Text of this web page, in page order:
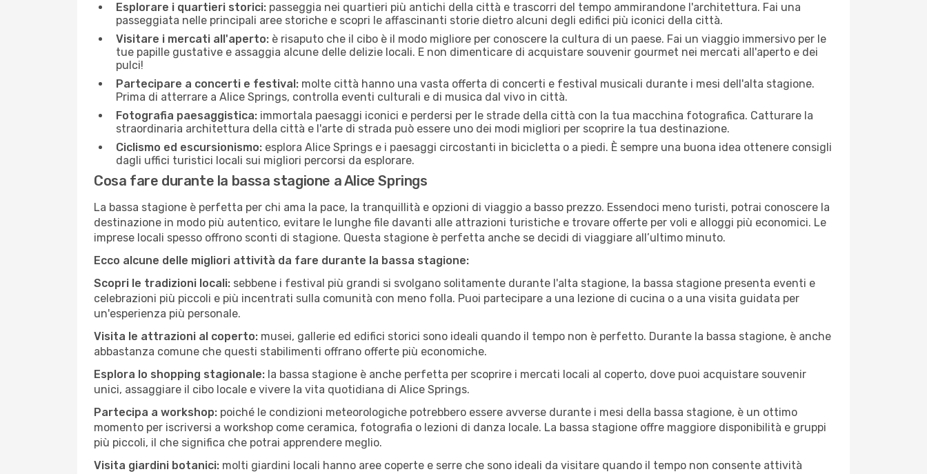
Esplorare i quartieri storici: passeggia nei quartieri più antichi della città e trascorri del tempo ammirandone l'architettura. Fai una
passeggiata nelle principali aree storiche e scopri le affascinanti storie dietro alcuni degli edifici più iconici della città.
Visitare i mercati all'aperto: è risaputo che il cibo è il modo migliore per conoscere la cultura di un paese. Fai un viaggio immersivo per le
tue papille gustative e assaggia alcune delle delizie locali. E non dimenticare di acquistare souvenir gourmet nei mercati all'aperto e dei
pulci!
Partecipare a concerti e festival: molte città hanno una vasta offerta di concerti e festival musicali durante i mesi dell'alta stagione.
Prima di atterrare a Alice Springs, controlla eventi culturali e di musica dal vivo in città.
Fotografia paesaggistica: immortala paesaggi iconici e perdersi per le strade della città con la tua macchina fotografica. Catturare la
straordinaria architettura della città e l'arte di strada può essere uno dei modi migliori per scoprire la tua destinazione.
Ciclismo ed escursionismo: esplora Alice Springs e i paesaggi circostanti in bicicletta o a piedi. È sempre una buona idea ottenere consigli
dagli uffici turistici locali sui migliori percorsi da esplorare.
Cosa fare durante la bassa stagione a Alice Springs
La bassa stagione è perfetta per chi ama la pace, la tranquillità e opzioni di viaggio a basso prezzo. Essendoci meno turisti, potrai conoscere la
destinazione in modo più autentico, evitare le lunghe file davanti alle attrazioni turistiche e trovare offerte per voli e alloggi più economici. Le
imprese locali spesso offrono sconti di stagione. Questa stagione è perfetta anche se decidi di viaggiare all’ultimo minuto.
Ecco alcune delle migliori attività da fare durante la bassa stagione:
Scopri le tradizioni locali: sebbene i festival più grandi si svolgano solitamente durante l'alta stagione, la bassa stagione presenta eventi e
celebrazioni più piccoli e più incentrati sulla comunità con meno folla. Puoi partecipare a una lezione di cucina o a una visita guidata per
un'esperienza più personale.
Visita le attrazioni al coperto: musei, gallerie ed edifici storici sono ideali quando il tempo non è perfetto. Durante la bassa stagione, è anche
abbastanza comune che questi stabilimenti offrano offerte più economiche.
Esplora lo shopping stagionale: la bassa stagione è anche perfetta per scoprire i mercati locali al coperto, dove puoi acquistare souvenir
unici, assaggiare il cibo locale e vivere la vita quotidiana di Alice Springs.
Partecipa a workshop: poiché le condizioni meteorologiche potrebbero essere avverse durante i mesi della bassa stagione, è un ottimo
momento per iscriversi a workshop come ceramica, fotografia o lezioni di danza locale. La bassa stagione offre maggiore disponibilità e gruppi
più piccoli, il che significa che potrai apprendere meglio.
Visita giardini botanici: molti giardini locali hanno aree coperte e serre che sono ideali da visitare quando il tempo non consente attività